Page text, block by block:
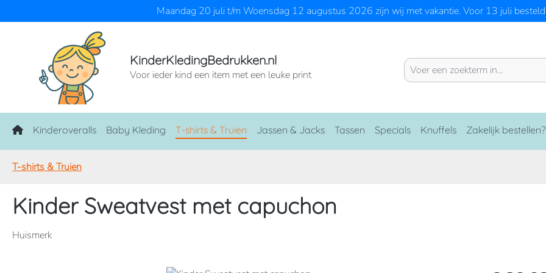
Maandag 20 juli t/m Woensdag 12 augustus 2026 zijn wij met vakantie. Voor 13 juli
KinderKledingBedrukken.nl
Voor ieder kind een item met een leuke print
Home
Kinderoveralls Baby Kleding T-shirts & Truien Jassen & Jacks Tassen Specials Knuffels Zakelijk bestellen?
T-shirts & Truien
Kinder Sweatvest met capuchon
Huismerk